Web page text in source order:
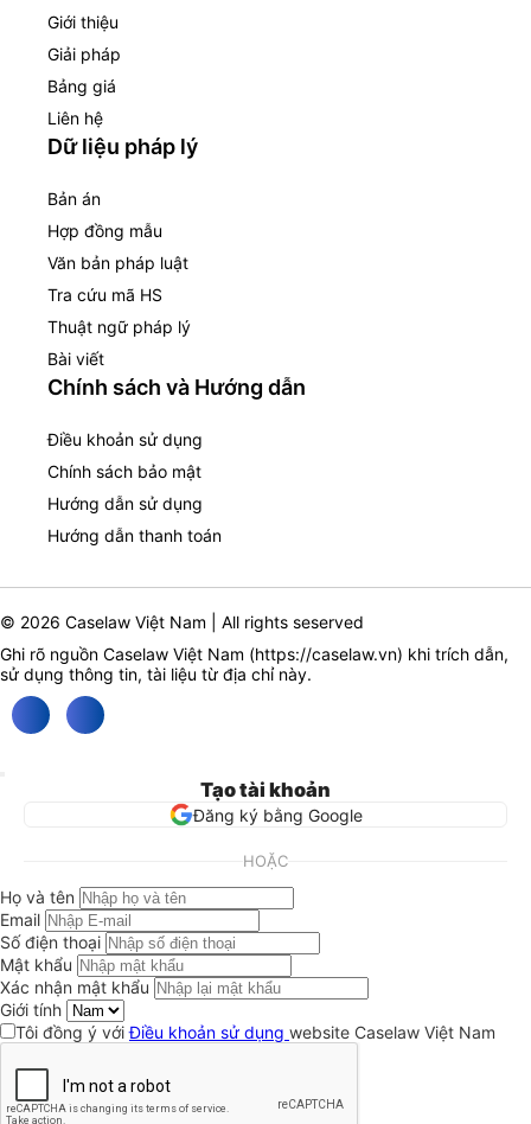
Giới thiệu
Giải pháp
Bảng giá
Liên hệ
Dữ liệu pháp lý
Bản án
Hợp đồng mẫu
Văn bản pháp luật
Tra cứu mã HS
Thuật ngữ pháp lý
Bài viết
Chính sách và Hướng dẫn
Điều khoản sử dụng
Chính sách bảo mật
Hướng dẫn sử dụng
Hướng dẫn thanh toán
© 2026 Caselaw Việt Nam | All rights seserved
Ghi rõ nguồn Caselaw Việt Nam (https://caselaw.vn) khi trích dẫn,
sử dụng thông tin, tài liệu từ địa chỉ này.
Tạo tài khoản
Đăng ký bằng Google
HOẶC
Họ và tên
Email
Số điện thoại
Mật khẩu
Xác nhận mật khẩu
Giới tính
Tôi đồng ý vớiĐiều khoản sử dụng website Caselaw Việt Nam